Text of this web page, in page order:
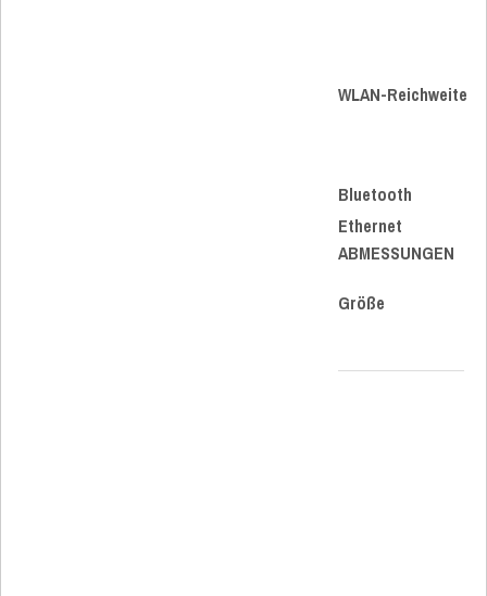
WLAN-Reichweite
Bluetooth
Ethernet
ABMESSUNGEN
Größe